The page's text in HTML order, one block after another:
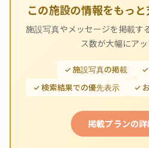
この施設の情報をもっ
施設写真やメッセージを掲載す
ス数が大幅にアッ
✓ 施設写真の掲載
✓
✓ 検索結果での優先表示
✓
掲載プランの